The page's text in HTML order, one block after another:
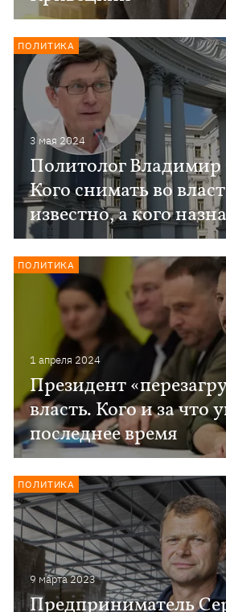
3 мая 2024
Политолог Владимир
Кого снимать во
известно, а кого
ПОЛИТИКА
1 апреля 2024
Президент
власть. Кого и за что
последнее время
ПОЛИТИКА
9 марта 2023
Предприниматель
ПОЛИТИКА